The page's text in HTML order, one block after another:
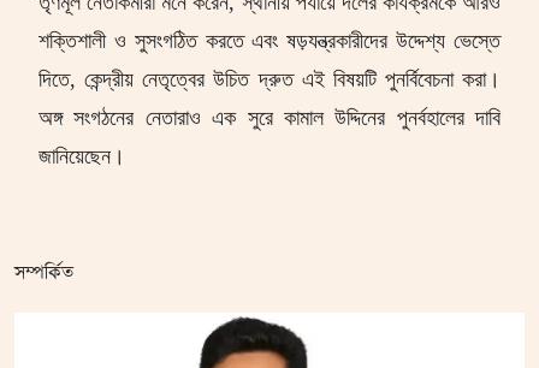
শক্তিশালী ও সুসংগঠিত করতে এবং ষড়যন্ত্রকারীদের উদ্দেশ্য ভেস্তে
দিতে,কেন্দ্রীয় নেতৃত্বের উচিত দ্রুত এই বিষয়টি পুনর্বিবেচনা করা।
অঙ্গ সংগঠনের নেতারাও এক সুরে কামাল উদ্দিনের পুনর্বহালের দাবি
জানিয়েছেন।
সম্পর্কিত